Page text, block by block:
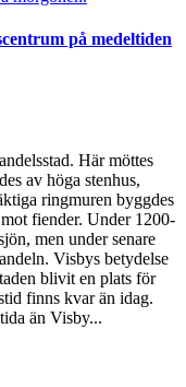
på medeltiden
Här möttes
av höga stenhus,
ringmuren byggdes
fiender. Under 1200-
men under senare
Visbys betydelse
blivit en plats för
finns kvar än idag.
än Visby...